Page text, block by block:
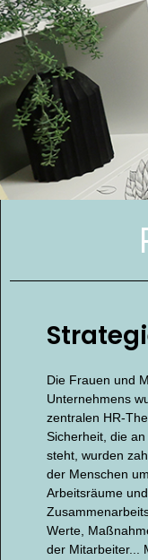
Die Frauen und
Unternehmens
zentralen HR-
Sicherheit, die
steht, wurden
der Menschen
Arbeitsräume
Werte,
der Mitarbeiter...